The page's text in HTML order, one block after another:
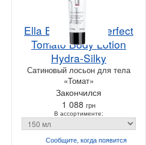
Ella Bache Ella Perfect
Tomato Body Lotion
Hydra-Silky
Сатиновый лосьон для тела
«Томат»
Закончился
1 088 грн
В ассортименте:
Сообщите, когдапоявится